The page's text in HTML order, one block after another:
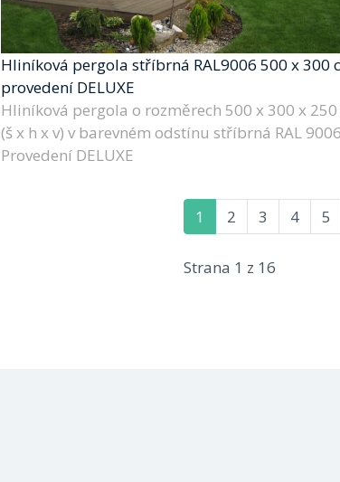
Hliníková pergola stříbrná RAL9006 500 x 300
provedení DELUXE
Hliníková pergola o rozměrech 500 x 300 x 250
(š x h x v) v barevném odstínu stříbrná RAL
Provedení DELUXE
1 2 3 4 5
Strana 1 z 16